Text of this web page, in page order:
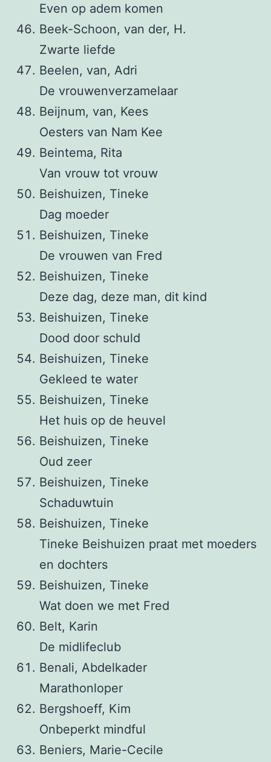
Even op adem komen
Beek-Schoon, van der, H.
Zwarte liefde
Beelen, van, Adri
De vrouwenverzamelaar
Beijnum, van, Kees
Oesters van Nam Kee
Beintema, Rita
Van vrouw tot vrouw
Beishuizen, Tineke
Dag moeder
Beishuizen, Tineke
De vrouwen van Fred
Beishuizen, Tineke
Deze dag, deze man, dit kind
Beishuizen, Tineke
Dood door schuld
Beishuizen, Tineke
Gekleed te water
Beishuizen, Tineke
Het huis op de heuvel
Beishuizen, Tineke
Oud zeer
Beishuizen, Tineke
Schaduwtuin
Beishuizen, Tineke
Tineke Beishuizen praat met moeders
en dochters
Beishuizen, Tineke
Wat doen we met Fred
Belt, Karin
De midlifeclub
Benali, Abdelkader
Marathonloper
Bergshoeff, Kim
Onbeperkt mindful
Beniers, Marie-Cecile